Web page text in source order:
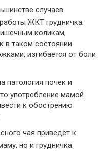
случаев
ЖКТ грудничка:
коликам,
в таком состоянии
изгибается от боли
патология почек и
употребление мамой
к обострению
чая приведёт к
но и грудничка.